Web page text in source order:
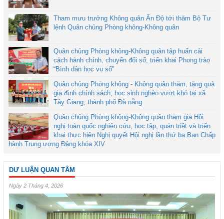
Tham mưu trưởng Không quân Ấn Độ tới thăm Bộ Tư
lệnh Quân chủng Phòng không-Không quân
Quân chủng Phòng không-Không quân tập huấn cải
cách hành chính, chuyển đổi số, triển khai Phong trào
“Bình dân học vụ số”
Quân chủng Phòng không - Không quân thăm, tặng quà
gia đình chính sách, học sinh nghèo vượt khó tại xã
Tây Giang, thành phố Đà nẵng
Quân chủng Phòng không-Không quân tham gia Hội
nghị toàn quốc nghiên cứu, học tập, quán triệt và triển
khai thực hiện Nghị quyết Hội nghị lần thứ ba Ban Chấp
hành Trung ương Đảng khóa XIV
DƯ LUẬN QUAN TÂM
Ngày 2 Tháng 4, 2026